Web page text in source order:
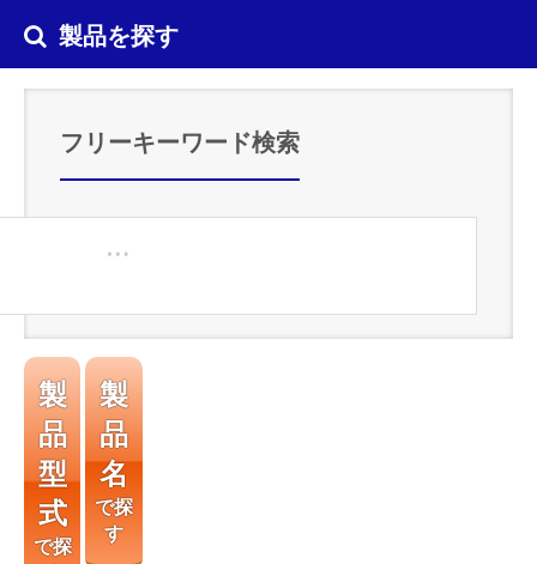
製品を探す
フリーキーワード検索
製
品
型
式
で探
製
品
名
で探
す